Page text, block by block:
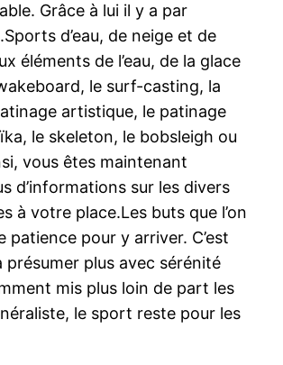
Grâce à lui il y a par
d’eau, de neige et de
éléments de l’eau, de la glace
le surf-casting, la
artistique, le patinage
le skeleton, le bobsleigh ou
vous êtes maintenant
d’informations sur les divers
votre place.Les buts que l’on
pour y arriver. C’est
présumer plus avec sérénité
mis plus loin de part les
le sport reste pour les